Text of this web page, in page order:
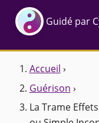
Guidé par
Accueil ›
Guérison ›
La Trame